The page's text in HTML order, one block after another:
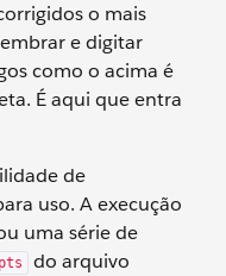
o mais
e digitar
como o acima é
É aqui que entra
de
uso. A execução
uma série de
do arquivo